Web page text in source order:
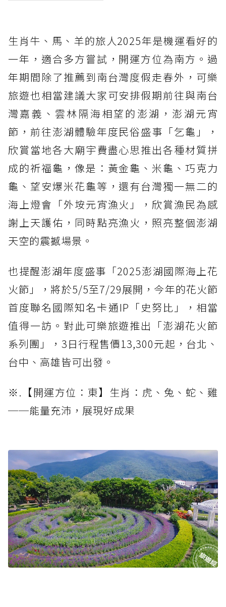
生肖牛、馬、羊的旅人2025年是機運看好的
一年，適合多方嘗試，開運方位為南方。過
年期間除了推薦到南台灣度假走春外，可樂
旅遊也相當建議大家可安排假期前往與南台
灣嘉義、雲林隔海相望的澎湖，澎湖元宵
節，前往澎湖體驗年度民俗盛事「乞龜」，
欣賞當地各大廟宇費盡心思推出各種材質拼
成的祈福龜，像是：黃金龜、米龜、巧克力
龜、望安爆米花龜等，還有台灣獨一無二的
海上燈會「外垵元宵漁火」，欣賞漁民為感
謝上天護佑，同時點亮漁火，照亮整個澎湖
天空的震撼場景。
也提醒澎湖年度盛事「2025澎湖國際海上花
火節」，將於5/5至7/29展開，今年的花火節
首度聯名國際知名卡通IP「史努比」，相當
值得一訪。對此可樂旅遊推出「澎湖花火節
系列團」，3日行程售價13,300元起，台北、
台中、高雄皆可出發。
※.【開運方位：東】生肖：虎、兔、蛇、雞
──能量充沛，展現好成果